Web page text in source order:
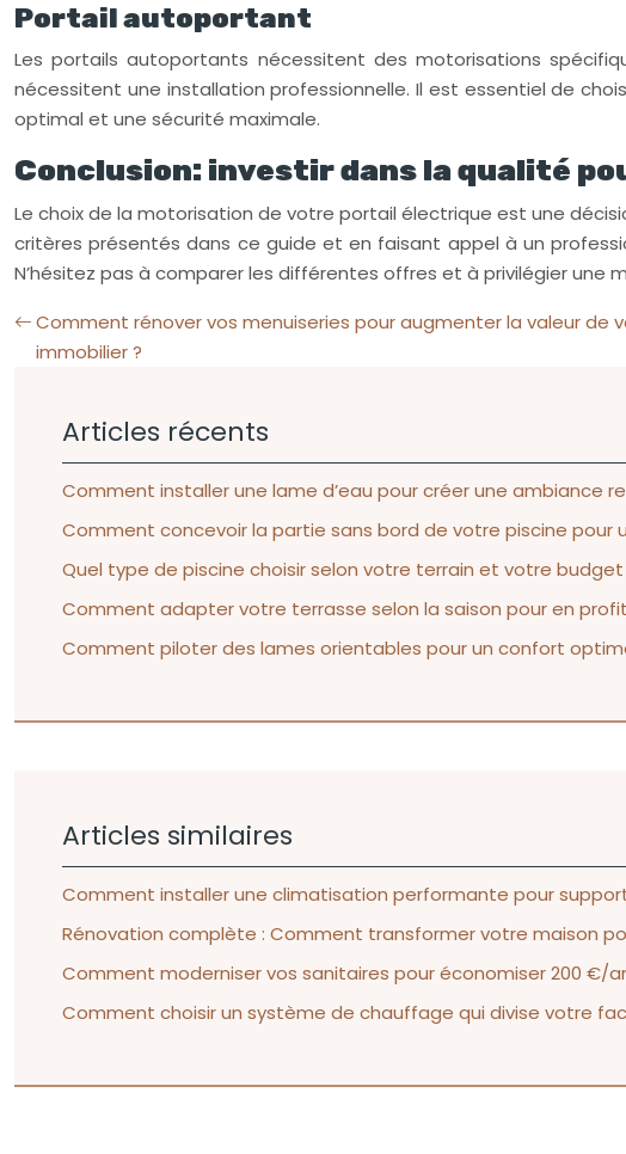
Portail autoportant
Les portails autoportants nécessitent des motorisations
nécessitent une installation professionnelle. Il est essentiel de
optimal et une sécurité maximale.
Conclusion: investir dans la qualité
Le choix de la motorisation de votre portail électrique est une
critères présentés dans ce guide et en faisant appel à un
N’hésitez pas à comparer les différentes offres et à privilégier
Comment rénover vos menuiseries pour augmenter la valeur de
immobilier ?
Articles récents
Comment installer une lame d’eau pour créer une ambiance
Comment concevoir la partie sans bord de votre piscine pour
Quel type de piscine choisir selon votre terrain et votre budget
Comment adapter votre terrasse selon la saison pour en
Comment piloter des lames orientables pour un confort
Articles similaires
Comment installer une climatisation performante pour
Rénovation complète : Comment transformer votre maison
Comment moderniser vos sanitaires pour économiser 200 €/
Comment choisir un système de chauffage qui divise votre